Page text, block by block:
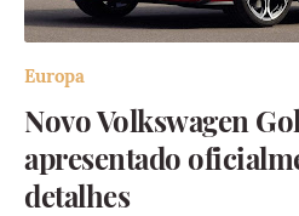
Europa
Novo Volkswagen
apresentado
detalhes